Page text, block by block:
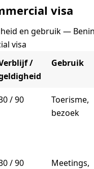
visa
en gebruik —
visa
/
Gebruik
/ 90
Toerisme,
bezoek
/ 90
Meetings,